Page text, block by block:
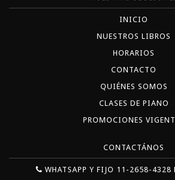
INICIO
NUESTROS LIBROS
HORARIOS
CONTACTO
QUIÉNES SOMOS
CLASES DE PIANO
PROMOCIONES
CONTACTÁNOS
WHATSAPP Y FIJO 11-2658-